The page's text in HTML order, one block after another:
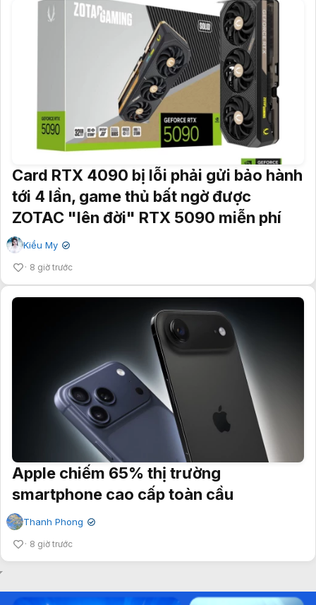
Card RTX 4090 bị lỗi phải gửi bảo hành
tới 4 lần, game thủ bất ngờ được
ZOTAC "lên đời" RTX 5090 miễn phí
Kiều My ✔
8 giờ trước
Apple chiếm 65% thị trường
smartphone cao cấp toàn cầu
Thanh Phong ✔
8 giờ trước